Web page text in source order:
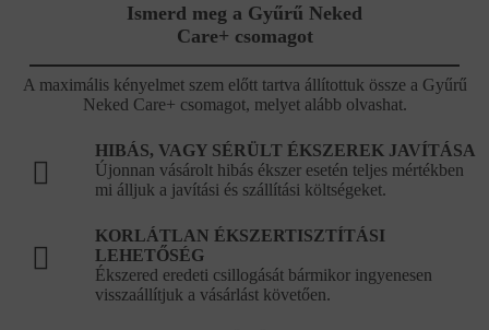
Ismerd meg a Gyűrű Neked
Care+ csomagot
A maximális kényelmet szem előtt tartva állítottuk össze a Gyűrű
Neked Care+ csomagot, melyet alább olvashat.
HIBÁS, VAGY SÉRÜLT ÉKSZEREK JAVÍTÁSA
Újonnan vásárolt hibás ékszer esetén teljes mértékben
mi álljuk a javítási és szállítási költségeket.
KORLÁTLAN ÉKSZERTISZTÍTÁSI
LEHETŐSÉG
Ékszered eredeti csillogását bármikor ingyenesen
visszaállítjuk a vásárlást követően.